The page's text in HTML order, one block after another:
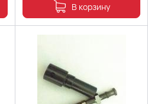
В корзину